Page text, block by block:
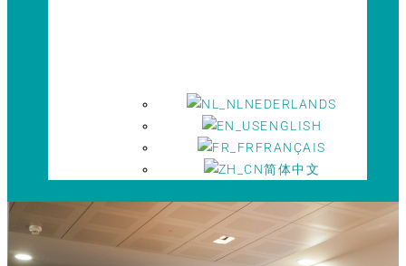
NEDERLANDS
ENGLISH
FRANÇAIS
简体中文